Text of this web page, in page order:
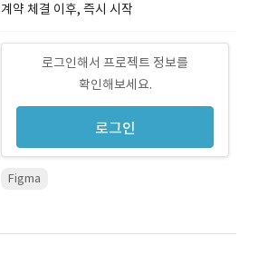
계약 체결 이후, 즉시 시작
로그인해서 프로젝트 정보를
확인해보세요.
로그인
Figma